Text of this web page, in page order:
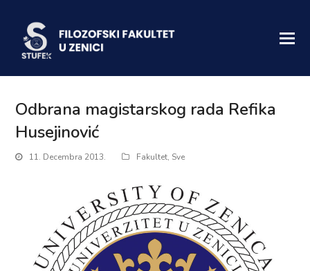
Odbrana magistarskog rada Refika
Husejinović
11. Decembra 2013. Fakultet, Sve